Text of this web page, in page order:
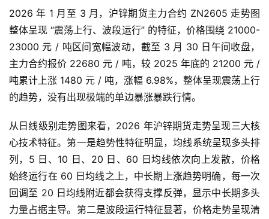
2026 年 1 月至 3 月，沪锌期货主力合约 ZN2605 走势图
整体呈现 “震荡上行、波段运行” 的特征，价格围绕 21000-
23000 元 / 吨区间宽幅波动，截至 3 月 30 日午间收盘，
主力合约报价 22680 元 / 吨，较 2025 年底的 21200 元 /
吨累计上涨 1480 元 / 吨，涨幅 6.98%，整体呈现震荡上行
的趋势，没有出现极端的单边暴涨暴跌行情。
从日线级别走势图来看，2026 年沪锌期货走势呈现三大核
心技术特征。第一是趋势性特征明显，均线系统呈现多头排
列，5 日、10 日、20 日、60 日均线依次向上发散，价格
始终运行在 60 日均线之上，中长期上涨趋势明确，每一次
回调至 20 日均线附近都会获得支撑反弹，显示中长期多头
力量占据主导。第二是波段运行特征显著，价格走势呈现清